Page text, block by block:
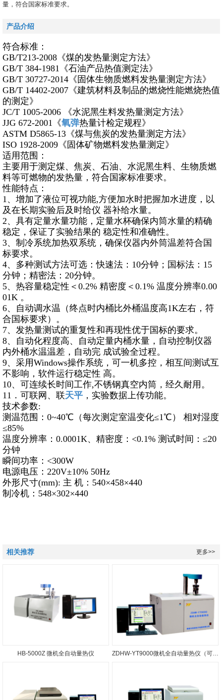
量，符合国家标准要求。
产品介绍
符合标准：
GB/T213-2008《煤的发热量测定方法》
GB/T 384-1981《石油产品热值测定法》
GB/T 30727-2014《固体生物质燃料发热量测定方法》
GB/T 14402-2007《建筑材料及制品的燃烧性能燃烧热值
的测定》
JC/T 1005-2006 《水泥黑生料发热量测定方法》
JJG 672-2001《氧弹热量计检定规程》
ASTM D5865-13《煤与焦炭的发热量测定方法》
ISO 1928-2009《固体矿物燃料发热量测定》
适用范围：
主要用于测定煤、焦炭、石油、水泥黑生料、生物质燃
料等可燃物的发热量，符合国家标准要求。
性能特点：
1、增加了液位可视功能,方便加水时把握加水进度，以
及在长期实验后及时给仪 器补给水量。
2、具有定量水量功能，定量水杯确保内筒水量的精确
稳定，保证了实验结果的 稳定性和准确性。
3、制冷系统加热双系统，确保仪器内外筒温差符合国
标要求。
4、多种测试方法可选：快速法：10分钟；国标法：15
分钟；精密法：20分钟。
5、热容量稳定性＜0.2% 精密度＜0.1% 温度分辨率0.00
01K 。
6、自动调水温（终点时内桶比外桶温度高1K左右，符
合国标要求）。
7、发热量测试的重复性和再现性优于国标的要求。
8、自动化程度高、自动定量内桶水量，自动控制仪器
内外桶水温温差，自动完 成试验全过程。
9、采用Windows操作系统，可一机多控，相互间测试互
不影响，软件运行稳定性 高。
10、可连续长时间工作,不锈钢真空内筒，经久耐用。
11．可联网、联天平，实验数据上传功能。
技术参数:
测温范围：0~40℃（每次测定室温变化≤1℃） 相对湿度
≤85%
温度分辨率：0.0001K、精密度：<0.1% 测试时间：≤20
分钟
瞬间功率：<300W
电源电压：220V±10% 50Hz
外形尺寸(mm): 主 机：540×458×440
制冷机：548×302×440
更多>>
相关推荐
HB-5000Z 微机全自动量热仪 ZDHW-YT9000微机全自动量热仪（可双控或多控）